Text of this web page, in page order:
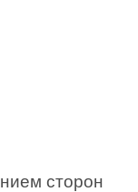
сторон